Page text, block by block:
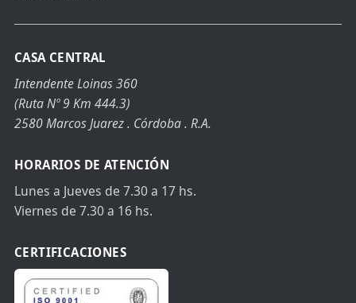
CASA CENTRAL
Intendente Loinas 360
(Ruta Nº 9 Km 444.3)
2580 Marcos Juarez . Córdoba . R.A.
HORARIOS DE ATENCIÓN
Lunes a Jueves de 7.30 a 17 hs.
Viernes de 7.30 a 16 hs.
CERTIFICACIONES